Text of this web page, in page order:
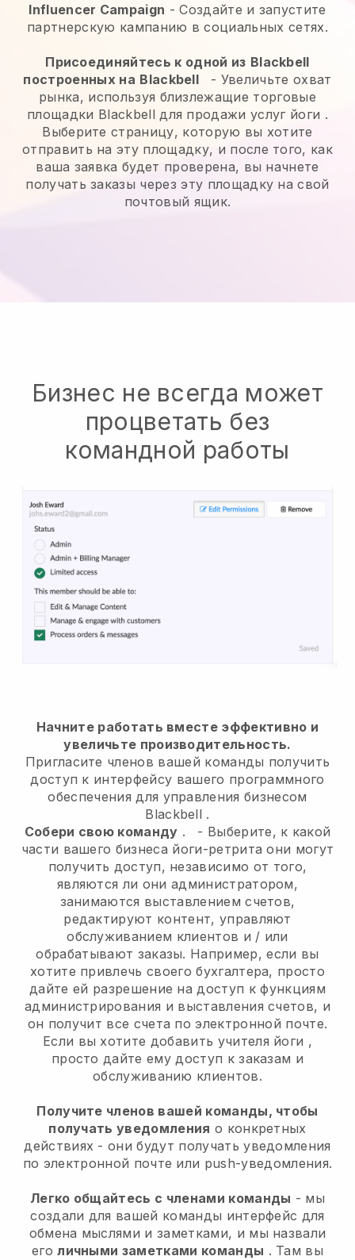
Influencer Campaign - Создайте и запустите
партнерскую кампанию в социальных сетях.
Присоединяйтесь к одной из Blackbell
построенных на Blackbell - Увеличьте охват
рынка, используя близлежащие торговые
площадки Blackbell для продажи услуг йоги .
Выберите страницу, которую вы хотите
отправить на эту площадку, и после того, как
ваша заявка будет проверена, вы начнете
получать заказы через эту площадку на свой
почтовый ящик.
Бизнес не всегда может
процветать без
командной работы
Начните работать вместе эффективно и
увеличьте производительность.
Пригласите членов вашей команды получить
доступ к интерфейсу вашего программного
обеспечения для управления бизнесом
Blackbell .
Собери свою команду . - Выберите, к какой
части вашего бизнеса йоги-ретрита они могут
получить доступ, независимо от того,
являются ли они администратором,
занимаются выставлением счетов,
редактируют контент, управляют
обслуживанием клиентов и / или
обрабатывают заказы. Например, если вы
хотите привлечь своего бухгалтера, просто
дайте ей разрешение на доступ к функциям
администрирования и выставления счетов, и
он получит все счета по электронной почте.
Если вы хотите добавить учителя йоги ,
просто дайте ему доступ к заказам и
обслуживанию клиентов.
Получите членов вашей команды, чтобы
получать уведомления о конкретных
действиях - они будут получать уведомления
по электронной почте или push-уведомления.
Легко общайтесь с членами команды - мы
создали для вашей команды интерфейс для
обмена мыслями и заметками, и мы назвали
еголичными заметками команды . Там вы